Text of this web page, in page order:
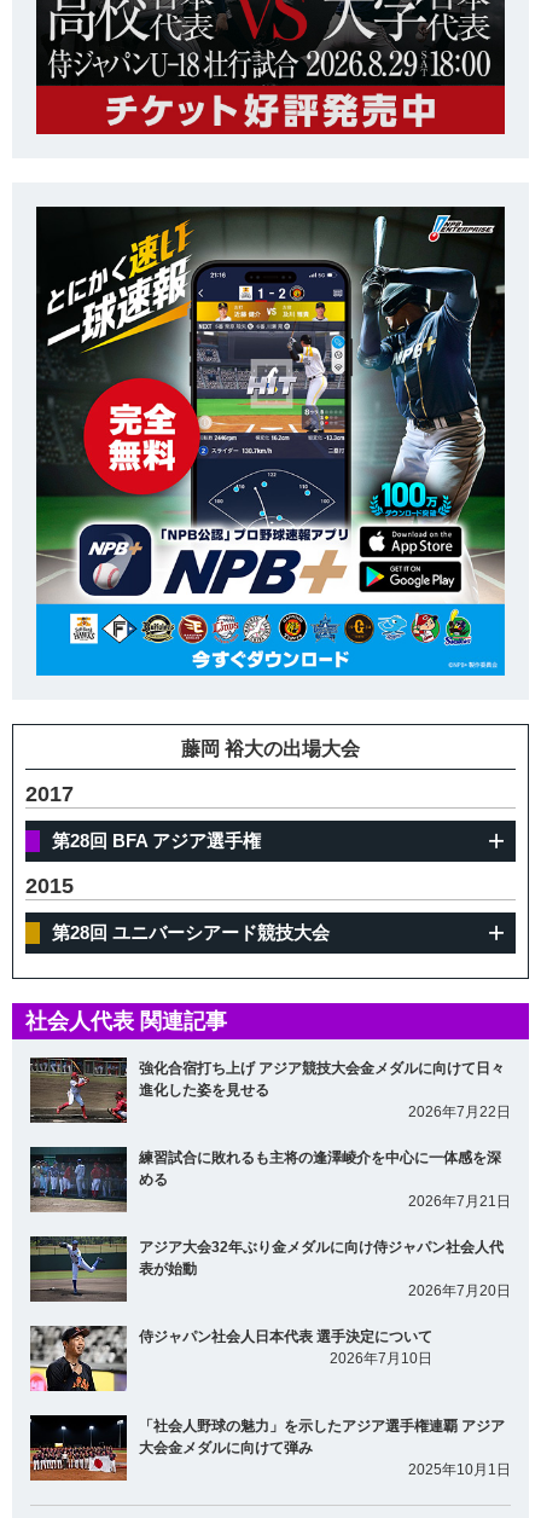
藤岡 裕大の出場大会
2017
第28回 BFA アジア選手権
2015
第28回 ユニバーシアード競技大会
社会人代表 関連記事
強化合宿打ち上げ アジア競技大会金メダルに向けて日々
進化した姿を見せる
2026年7月22日
練習試合に敗れるも主将の逢澤崚介を中心に一体感を深
める
2026年7月21日
アジア大会32年ぶり金メダルに向け侍ジャパン社会人代
表が始動
2026年7月20日
侍ジャパン社会人日本代表 選手決定について
2026年7月10日
「社会人野球の魅力」を示したアジア選手権連覇 アジア
大会金メダルに向けて弾み
2025年10月1日